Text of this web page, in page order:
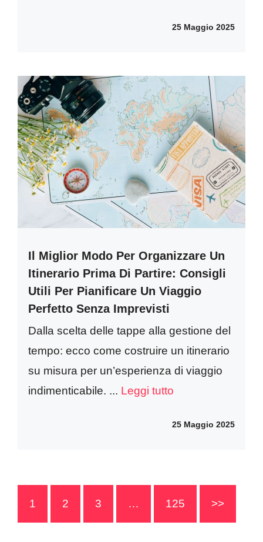
25 Maggio 2025
Il Miglior Modo Per Organizzare Un
Itinerario Prima Di Partire: Consigli
Utili Per Pianificare Un Viaggio
Perfetto Senza Imprevisti
Dalla scelta delle tappe alla gestione del
tempo: ecco come costruire un itinerario
su misura per un’esperienza di viaggio
indimenticabile. ... Leggi tutto
25 Maggio 2025
1 2 3 … 125 >>